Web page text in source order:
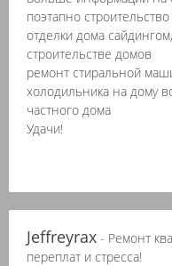
поэтапно
отделки дома
строительстве домов
ремонт стиральной
холодильника на дому
частного дома
Удачи!
Jeffreyrax - Ремонт
переплат и стресса!